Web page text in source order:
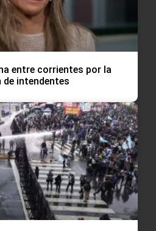
entre corrientes por la
de intendentes